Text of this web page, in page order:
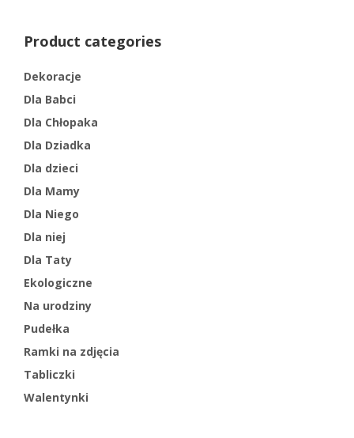
Product categories
Dekoracje
Dla Babci
Dla Chłopaka
Dla Dziadka
Dla dzieci
Dla Mamy
Dla Niego
Dla niej
Dla Taty
Ekologiczne
Na urodziny
Pudełka
Ramki na zdjęcia
Tabliczki
Walentynki